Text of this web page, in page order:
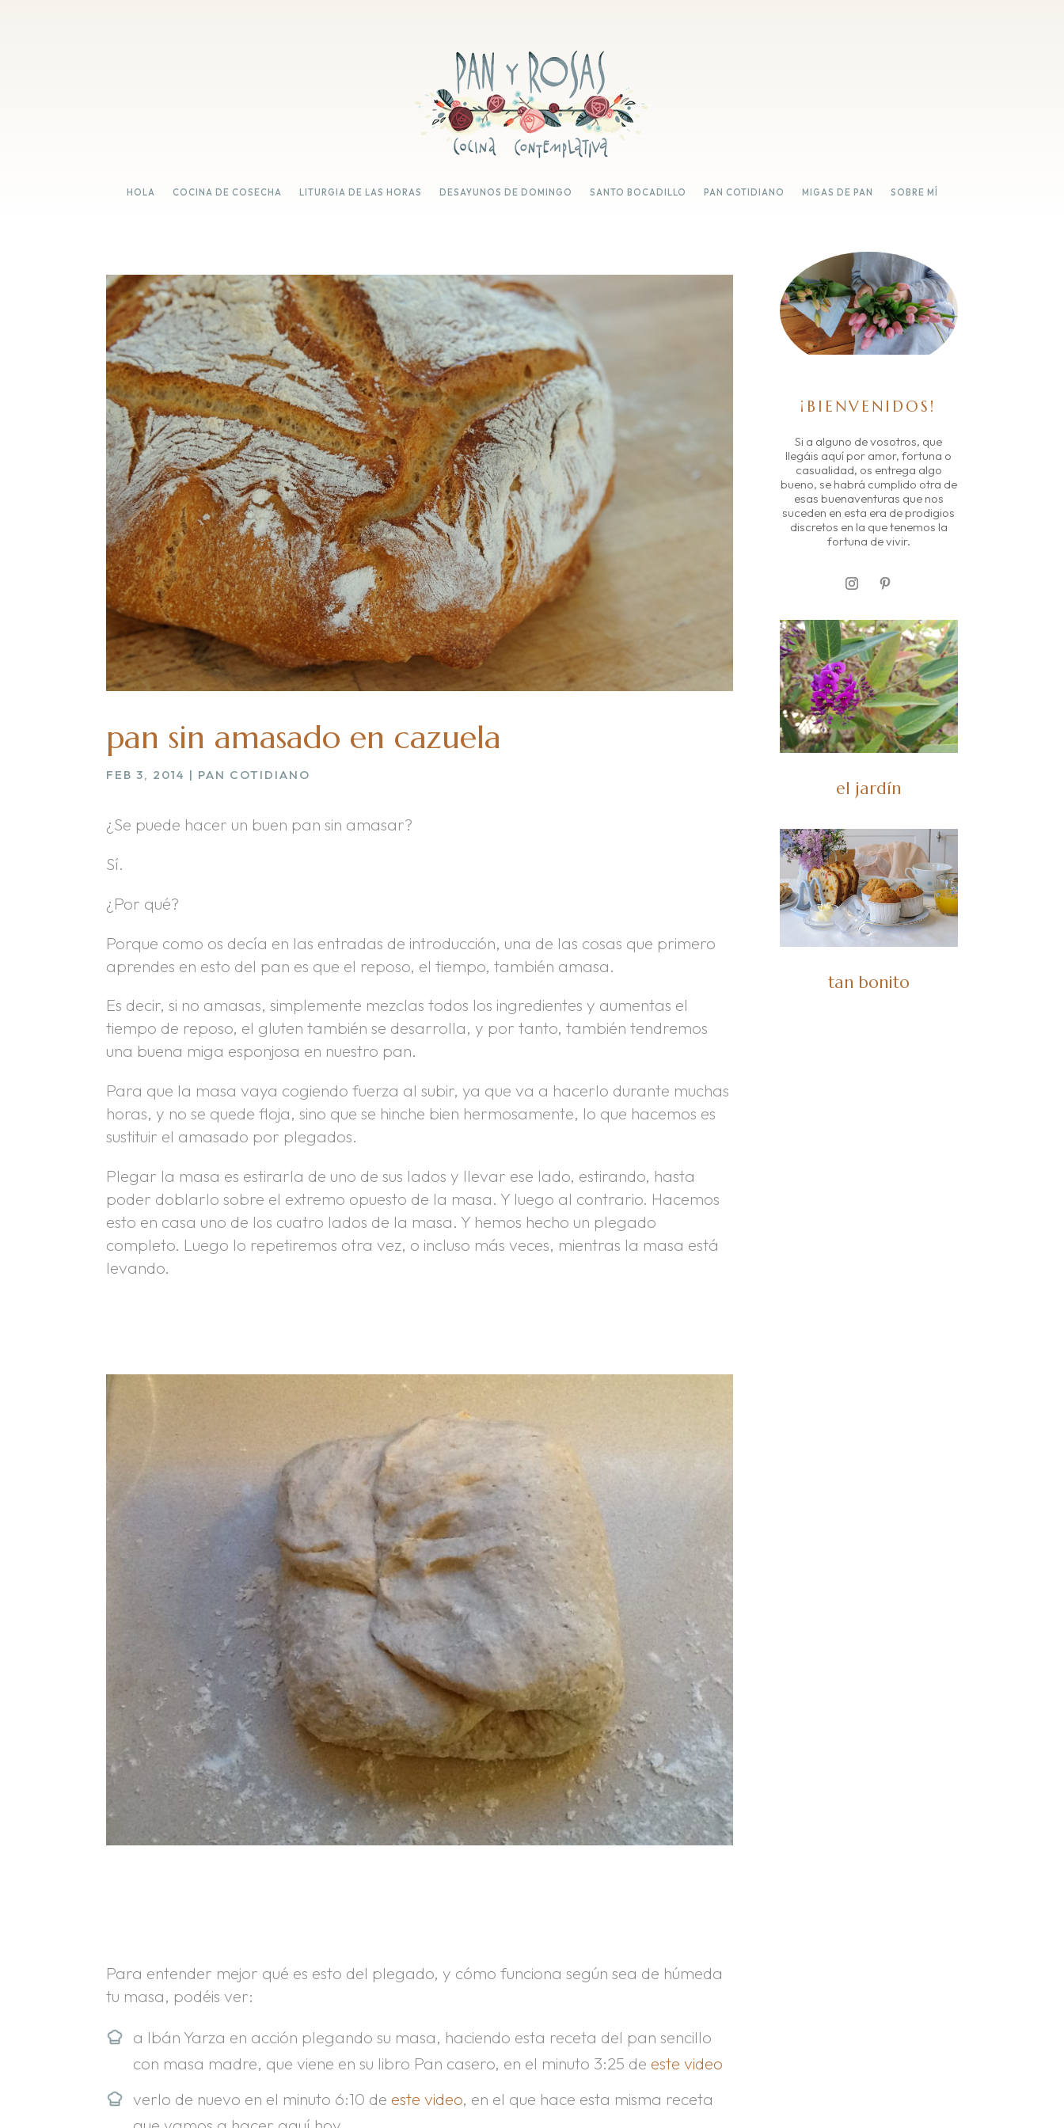
HOLA COCINA DE COSECHA LITURGIA DE LAS HORAS DESAYUNOS DE DOMINGO SANTO BOCADILLO PAN COTIDIANO MIGAS DE PAN SOBRE MÍ
pan sin amasado en cazuela
FEB 3, 2014 | PAN COTIDIANO
¿Se puede hacer un buen pan sin amasar?
Sí.
¿Por qué?
Porque como os decía en las entradas de introducción, una de las cosas que primero
aprendes en esto del pan es que el reposo, el tiempo, también amasa.
Es decir, si no amasas, simplemente mezclas todos los ingredientes y aumentas el
tiempo de reposo, el gluten también se desarrolla, y por tanto, también tendremos
una buena miga esponjosa en nuestro pan.
Para que la masa vaya cogiendo fuerza al subir, ya que va a hacerlo durante muchas
horas, y no se quede floja, sino que se hinche bien hermosamente, lo que hacemos es
sustituir el amasado por plegados.
Plegar la masa es estirarla de uno de sus lados y llevar ese lado, estirando, hasta
poder doblarlo sobre el extremo opuesto de la masa. Y luego al contrario. Hacemos
esto en casa uno de los cuatro lados de la masa. Y hemos hecho un plegado
completo. Luego lo repetiremos otra vez, o incluso más veces, mientras la masa está
levando.
Para entender mejor qué es esto del plegado, y cómo funciona según sea de húmeda
tu masa, podéis ver:
a Ibán Yarza en acción plegando su masa, haciendo esta receta del pan sencillo
con masa madre, que viene en su libro Pan casero, en el minuto 3:25 de este video
verlo de nuevo en el minuto 6:10 de este video, en el que hace esta misma receta
¡BIENVENIDOS!
Si a alguno de vosotros, que
llegáis aquí por amor, fortuna o
casualidad, os entrega algo
bueno, se habrá cumplido otra de
esas buenaventuras que nos
suceden en esta era de prodigios
discretos en la que tenemos la
fortuna de vivir.
el jardín
tan bonito